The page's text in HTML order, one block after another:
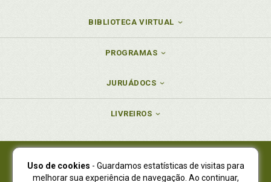
BIBLIOTECA VIRTUAL
PROGRAMAS
JURUÁDOCS
LIVREIROS
Juruá Editora Ltda., CNPJ 77.535.508/0001-19
Uso de cookies - Guardamos estatísticas de visitas para
melhorar sua experiência de navegação. Ao continuar,